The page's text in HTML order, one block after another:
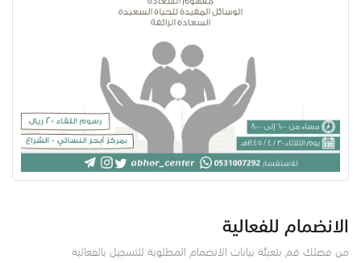
الانضمام للفعالية
من فضلك قم بتعبئة بيانات الانضمام المطلوبة للتسجيل بالفعالية